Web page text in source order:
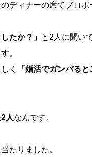
ディナーの席でプロポ
たか？」 と2人に聞い
。
く
「婚活でガンバる
人なんです。
たりました。